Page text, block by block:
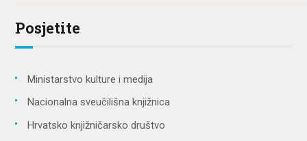
Posjetite
Ministarstvo kulture i medija
Nacionalna sveučilišna knjižnica
Hrvatsko knjižničarsko društvo